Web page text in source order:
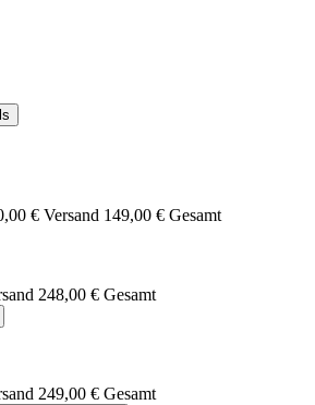
€ Versand 149,00 € Gesamt
248,00 € Gesamt
249,00 € Gesamt